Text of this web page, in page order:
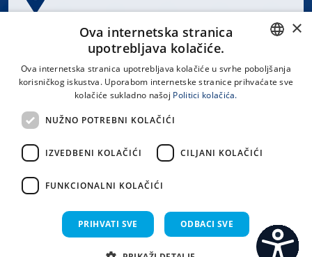
Spinčićeva 1, 21000 Split
LINKOVI
Uvjeti korištenja
CROATIAN
×
Ova internetska stranica
upotrebljava kolačiće.
Ova internetska stranica upotrebljava kolačiće u svrhe poboljšanja
korisničkog iskustva. Uporabom internetske stranice prihvaćate sve
kolačiće sukladno našoj Politici kolačića.
NUŽNO POTREBNI KOLAČIĆI
IZVEDBENI KOLAČIĆI CILJANI KOLAČIĆI
FUNKCIONALNI KOLAČIĆI
PRIHVATI SVE ODBACI SVE